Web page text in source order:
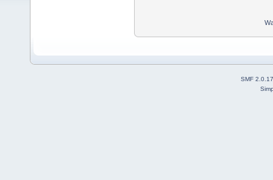
SMF 2.0.17